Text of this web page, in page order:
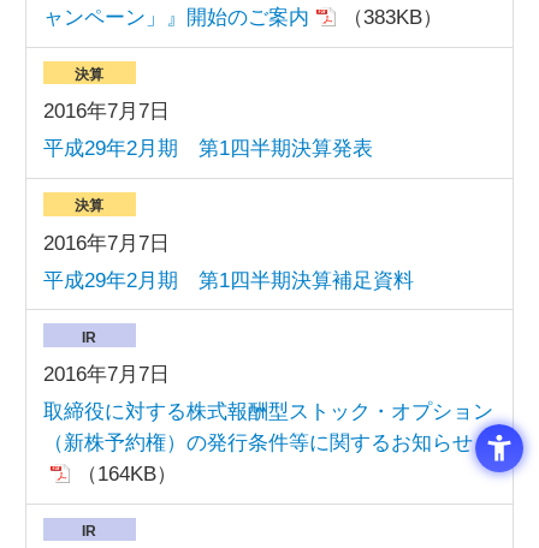
ャンペーン」』開始のご案内
（383KB）
2016年7月7日
決算
平成29年2月期 第1四半期決算発表
2016年7月7日
決算
平成29年2月期 第1四半期決算補足資料
2016年7月7日
IR
取締役に対する株式報酬型ストック・オプション
（新株予約権）の発行条件等に関するお知らせ
（164KB）
IR